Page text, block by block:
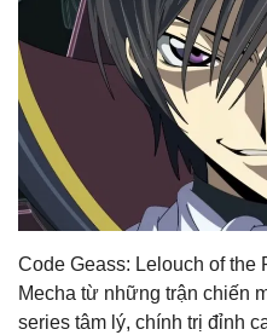
Code Geass: Lelouch of the
Mecha từ những trận chiến
series tâm lý, chính trị đỉnh